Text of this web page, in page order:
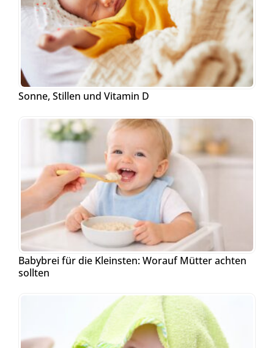
Sonne, Stillen und Vitamin D
Babybrei für die Kleinsten: Worauf Mütter achten
sollten